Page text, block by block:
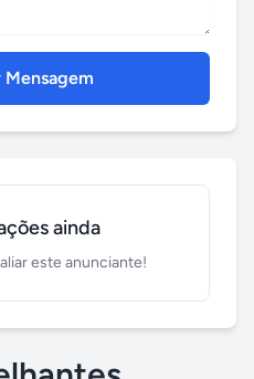
Mensagem
ainda
este anunciante!